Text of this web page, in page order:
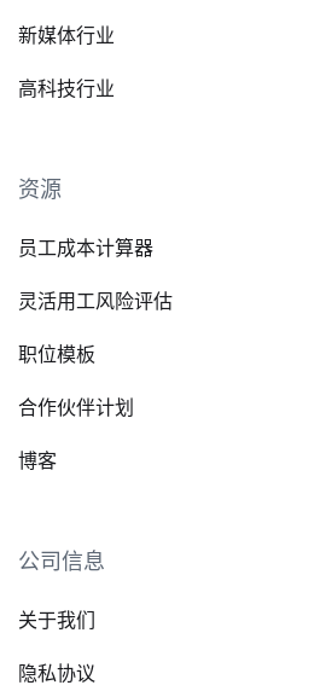
新媒体行业
高科技行业
资源
员工成本计算器
灵活用工风险评估
职位模板
合作伙伴计划
博客
公司信息
关于我们
隐私协议